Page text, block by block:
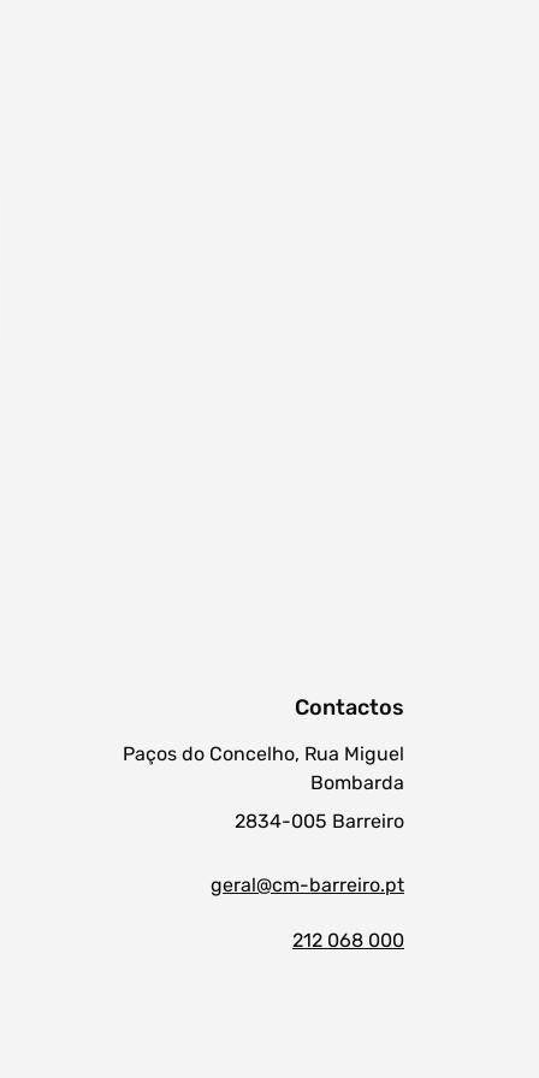
Contactos
Paços do Concelho, Rua Miguel
Bombarda
2834-005 Barreiro
geral@cm-barreiro.pt
212 068 000